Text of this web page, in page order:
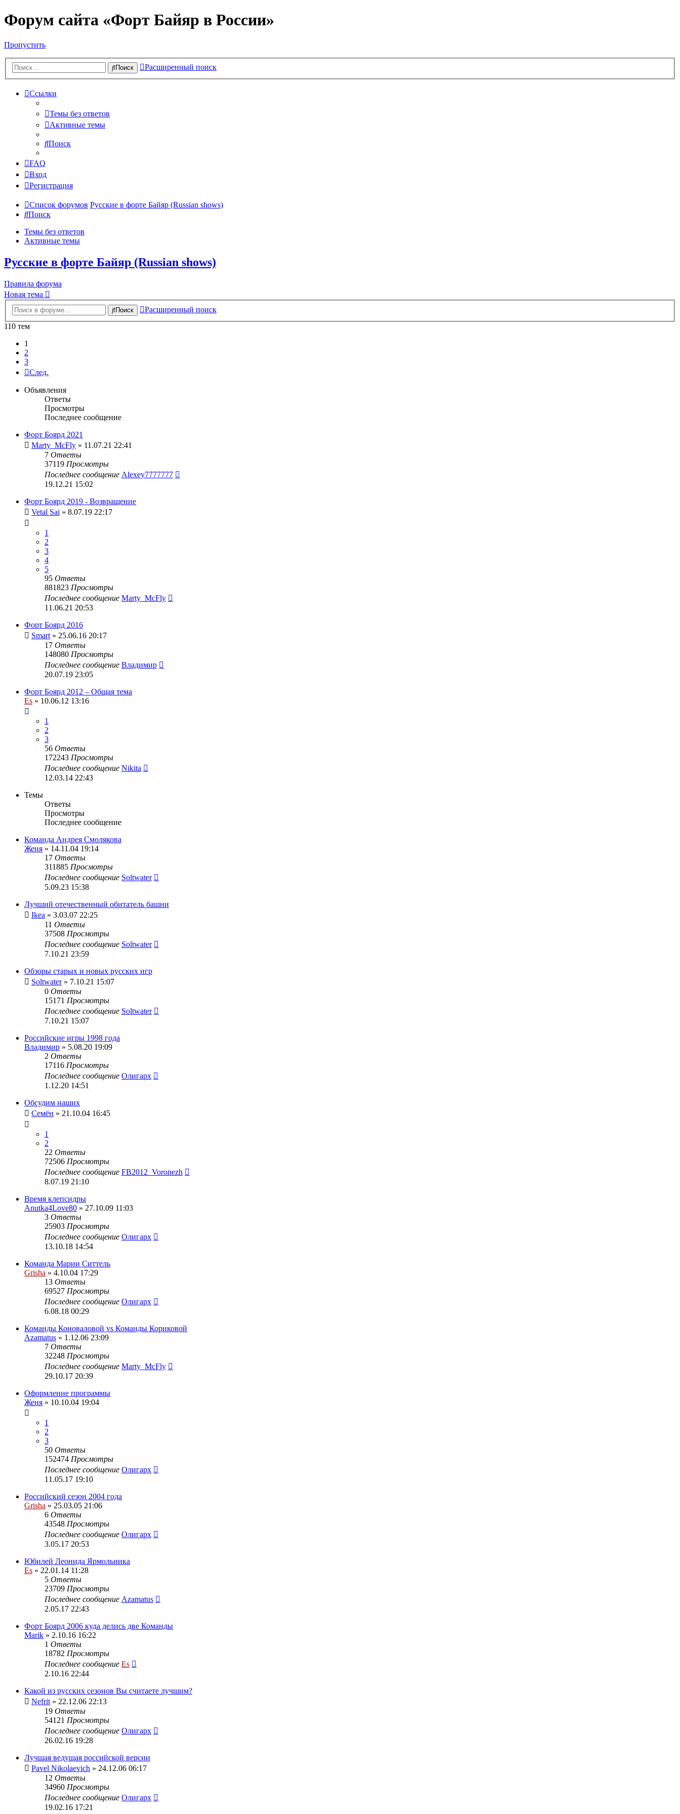
Форум сайта «Форт Байяр в России»
Пропустить
Поиск Расширенный поиск
Ссылки
Темы без ответов
Активные темы
Поиск
FAQ
Вход
Регистрация
Список форумов Русские в форте Байяр (Russian shows)
Поиск
Темы без ответов
Активные темы
Русские в форте Байяр (Russian shows)
Правила форума
Новая тема
Поиск
Расширенный поиск
110 тем
1
2
3
След.
Объявления
Ответы
Просмотры
Последнее сообщение
Форт Боярд 2021
Marty_McFly » 11.07.21 22:41
7 Ответы
37119 Просмотры
Последнее сообщение Alexey7777777
19.12.21 15:02
Форт Боярд 2019 - Возвращение
Vetal Sai » 8.07.19 22:17
1
2
3
4
5
95 Ответы
881823 Просмотры
Последнее сообщение Marty_McFly
11.06.21 20:53
Форт Боярд 2016
Smart » 25.06.16 20:17
17 Ответы
148080 Просмотры
Последнее сообщение Владимир
20.07.19 23:05
Форт Боярд 2012 – Общая тема
Es » 10.06.12 13:16
1
2
3
56 Ответы
172243 Просмотры
Последнее сообщение Nikita
12.03.14 22:43
Темы
Ответы
Просмотры
Последнее сообщение
Команда Андрея Смолякова
Женя » 14.11.04 19:14
17 Ответы
311885 Просмотры
Последнее сообщение Soltwater
5.09.23 15:38
Лучший отечественный обитатель башни
Ikea » 3.03.07 22:25
11 Ответы
37508 Просмотры
Последнее сообщение Soltwater
7.10.21 23:59
Обзоры старых и новых русских игр
Soltwater» 7.10.21 15:07
0 Ответы
15171 Просмотры
Последнее сообщение Soltwater
7.10.21 15:07
Российские игры 1998 года
Владимир » 5.08.20 19:09
2 Ответы
17116 Просмотры
Последнее сообщение Олигарх
1.12.20 14:51
Обсудим наших
Семён » 21.10.04 16:45
1
2
22 Ответы
72506 Просмотры
Последнее сообщение FB2012_Voronezh
8.07.19 21:10
Время клепсидры
Anutka4Love80 » 27.10.09 11:03
3 Ответы
25903 Просмотры
Последнее сообщение Олигарх
13.10.18 14:54
Команда Марии Ситтель
Grisha » 4.10.04 17:29
13 Ответы
69527 Просмотры
Последнее сообщение Олигарх
6.08.18 00:29
Команды Коноваловой vs Команды Кориковой
Azamatus » 1.12.06 23:09
7 Ответы
32248 Просмотры
Последнее сообщение Marty_McFly
29.10.17 20:39
Оформление программы
Женя » 10.10.04 19:04
1
2
3
50 Ответы
152474 Просмотры
Последнее сообщение Олигарх
11.05.17 19:10
Российский сезон 2004 года
Grisha » 25.03.05 21:06
6 Ответы
43548 Просмотры
Последнее сообщение Олигарх
3.05.17 20:53
Юбилей Леонида Ярмольника
Es » 22.01.14 11:28
5 Ответы
23709 Просмотры
Последнее сообщение Azamatus
2.05.17 22:43
Форт Боярд 2006 куда делись две Команды
Marik » 2.10.16 16:22
1 Ответы
18782 Просмотры
Последнее сообщение Es
2.10.16 22:44
Какой из русских сезонов Вы считаете лучшим?
Nefrit » 22.12.06 22:13
19 Ответы
54121 Просмотры
Последнее сообщение Олигарх
26.02.16 19:28
Лучшая ведущая российской версии
Pavel Nikolaevich » 24.12.06 06:17
12 Ответы
34960 Просмотры
Последнее сообщение Олигарх
19.02.16 17:21